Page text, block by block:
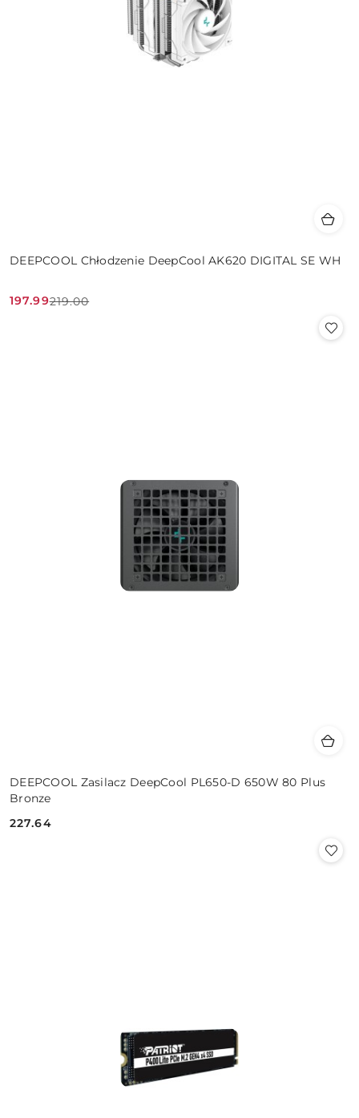
DEEPCOOL Chłodzenie DeepCool AK620 DIGITAL SE WH
Cena
197.99
Cena
219.00
DEEPCOOL Zasilacz DeepCool PL650-D 650W 80 Plus
Bronze
Cena:
227.64